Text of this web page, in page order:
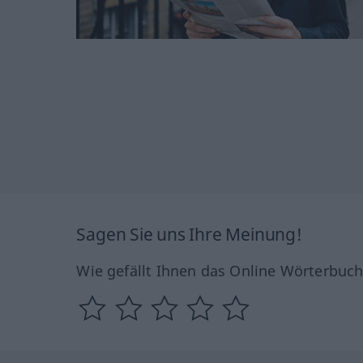
Sagen Sie uns Ihre Meinung!
Wie gefällt Ihnen das Online